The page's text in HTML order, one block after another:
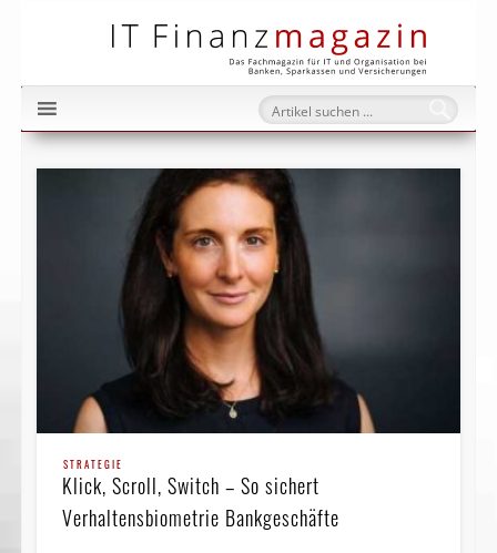
STRATEGIE
Klick, Scroll, Switch – So sichert
Verhaltensbiometrie Bankgeschäfte